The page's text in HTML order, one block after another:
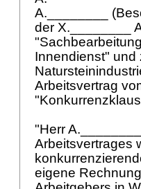
A.________
der X.________
Innendienst" und
Arbeitsvertrag
"Herr
Arbeitsvertrages
eigene